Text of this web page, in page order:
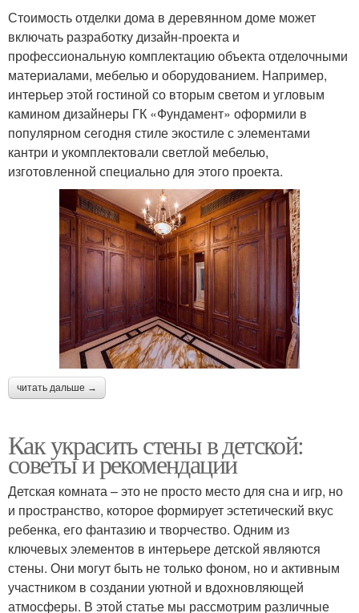
Стоимость отделки дома в деревянном доме может
включать разработку дизайн-проекта и
профессиональную комплектацию объекта отделочными
материалами, мебелью и оборудованием. Например,
интерьер этой гостиной со вторым светом и угловым
камином дизайнеры ГК «Фундамент» оформили в
популярном сегодня стиле экостиле с элементами
кантри и укомплектовали светлой мебелью,
изготовленной специально для этого проекта.
читать дальше →
Как украсить стены в детской:
советы и рекомендации
Детская комната – это не просто место для сна и игр, но
и пространство, которое формирует эстетический вкус
ребенка, его фантазию и творчество. Одним из
ключевых элементов в интерьере детской являются
стены. Они могут быть не только фоном, но и активным
участником в создании уютной и вдохновляющей
атмосферы. В этой статье мы рассмотрим различные